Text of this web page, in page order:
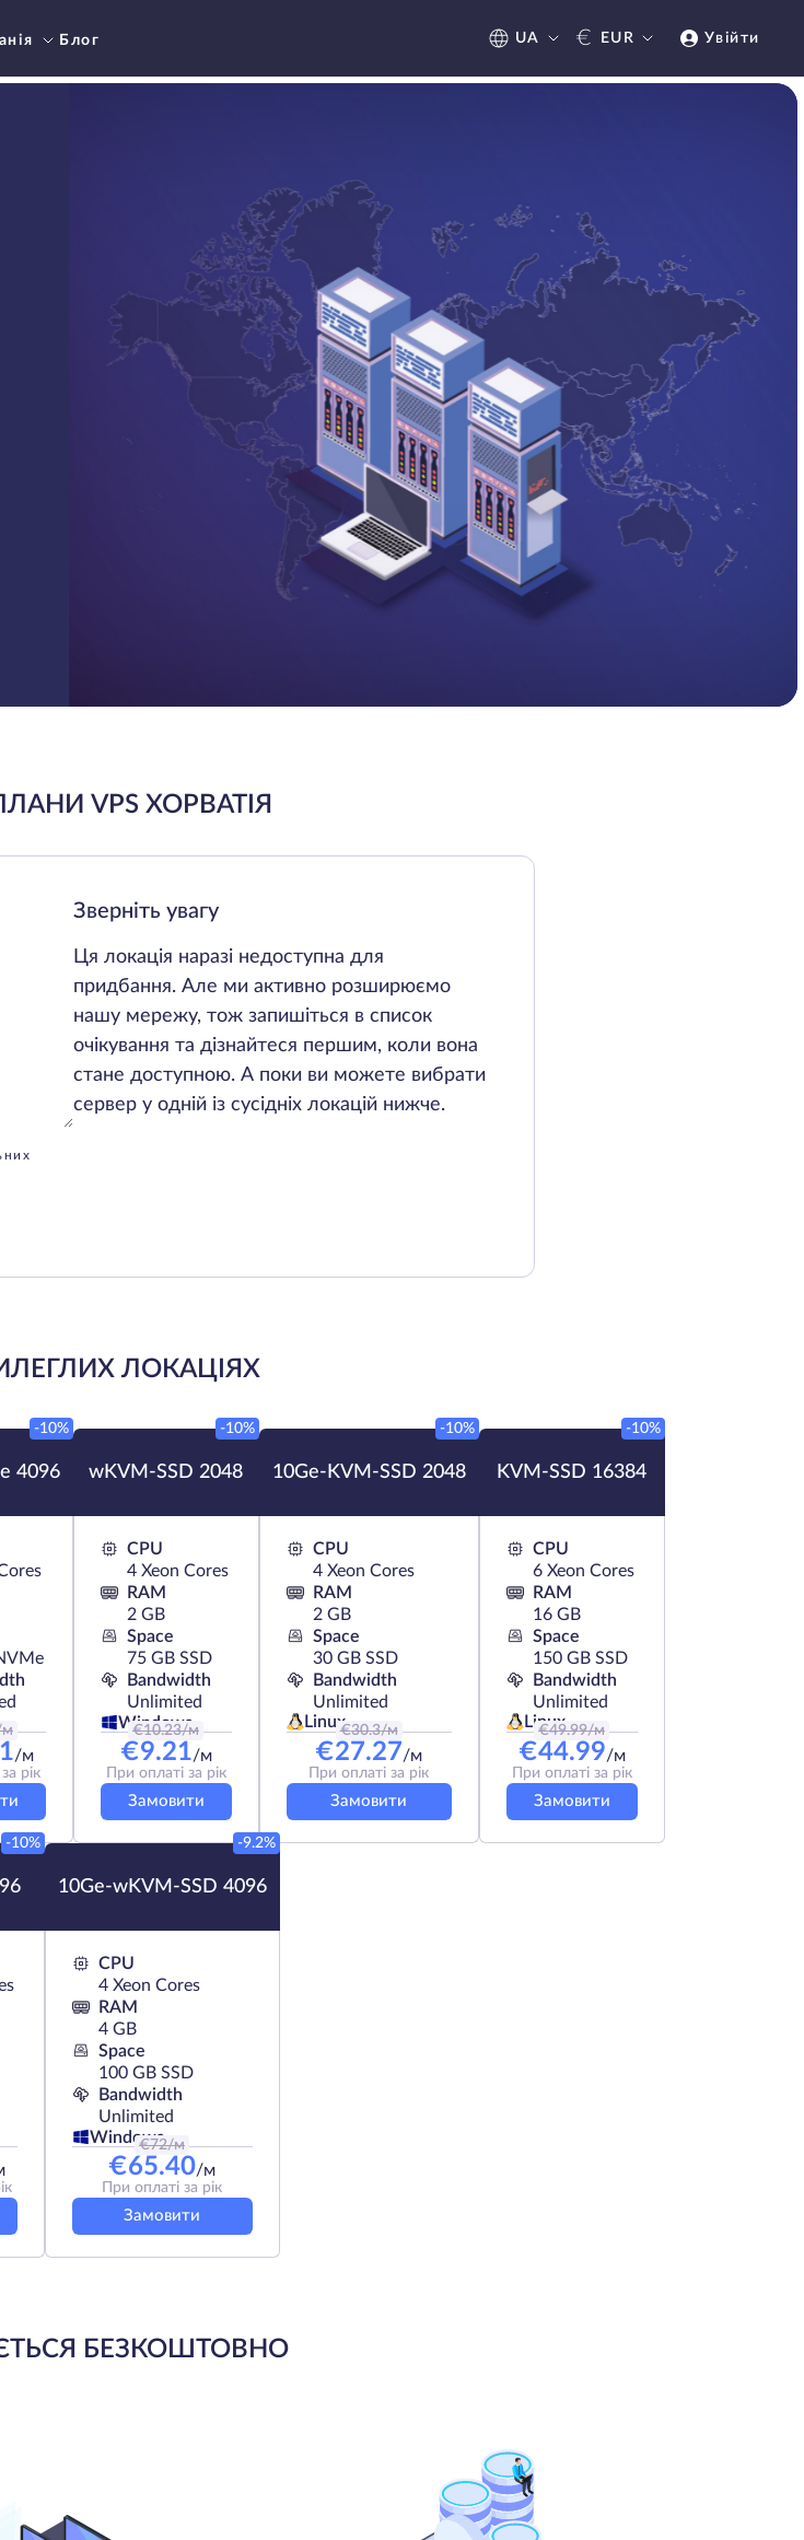
Блог UA € EUR Увійти
VPS ХОРВАТІЯ
Зверніть увагу
Ця локація наразі недоступна для
придбання. Але ми активно розширюємо
нашу мережу, тож запишіться в список
очікування та дізнайтеся першим, коли вона
стане доступною. А поки ви можете вибрати
сервер у одній із сусідніх локацій нижче.
ЛОКАЦІЯХ
4096
-10%
/м
рік
wKVM-SSD 2048
-10%
CPU
4 Xeon Cores
RAM
2 GB
Space
75 GB SSD
Bandwidth
Unlimited
Windows
€10.23/м
€9.21/м
При оплаті за рік
Замовити
10Ge-KVM-SSD 2048
-10%
CPU
4 Xeon Cores
RAM
2 GB
Space
30 GB SSD
Bandwidth
Unlimited
Linux€30.3/м
€27.27/м
При оплаті за рік
Замовити
KVM-SSD 16384
-10%
CPU
6 Xeon Cores
RAM
16 GB
Space
150 GB SSD
Bandwidth
Unlimited
Linux
€49.99/м
€44.99/м
При оплаті за рік
Замовити
-10%
10Ge-wKVM-SSD 4096
-9.2%
CPU
4 Xeon Cores
RAM
4 GB
Space
100 GB SSD
Bandwidth
Unlimited
Windows
€72/м
€65.40/м
При оплаті за рік
Замовити
БЕЗКОШТОВНО